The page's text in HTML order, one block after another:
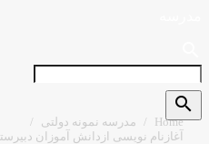
Home مدرسه نمونه دولتی
آغازنام نویسی ازدانش آموزان
search